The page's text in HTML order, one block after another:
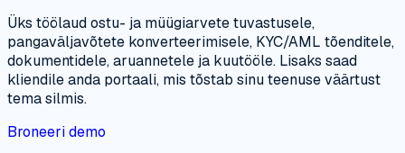
Üks töölaud ostu- ja müügiarvete tuvastusele,
pangaväljavõtete konverteerimisele, KYC/AML tõenditele,
dokumentidele, aruannetele ja kuutööle. Lisaks saad
kliendile anda portaali, mis tõstab sinu teenuse väärtust
tema silmis.
Broneeri demo